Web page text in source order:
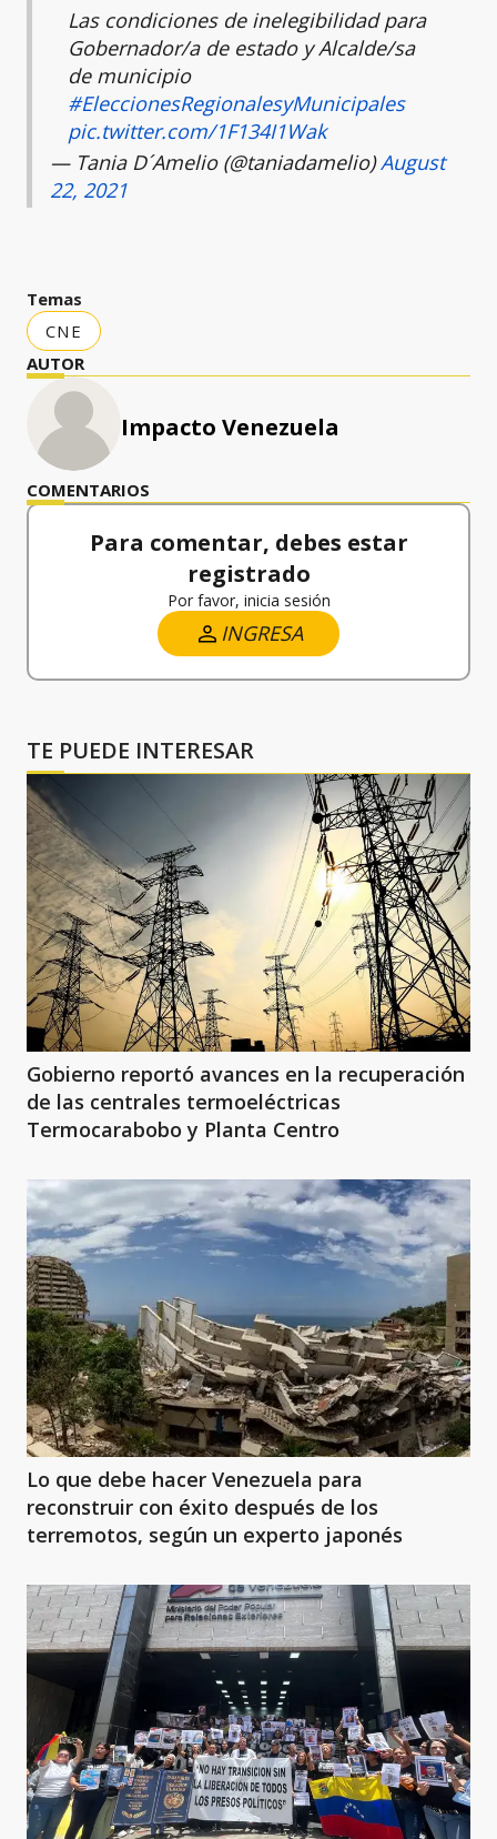
Las condiciones de inelegibilidad para
Gobernador/a de estado y Alcalde/sa
de municipio
#EleccionesRegionalesyMunicipales
pic.twitter.com/1F134I1Wak
— Tania D´Amelio (@taniadamelio)August
22, 2021
Temas
CNE
AUTOR
Impacto Venezuela
COMENTARIOS
Para comentar, debes estar
registrado
Por favor, inicia sesión
INGRESA
TE PUEDE INTERESAR
Gobierno reportó avances en la recuperación
de las centrales termoeléctricas
Termocarabobo y Planta Centro
Lo que debe hacer Venezuela para
reconstruir con éxito después de los
terremotos, según un experto japonés